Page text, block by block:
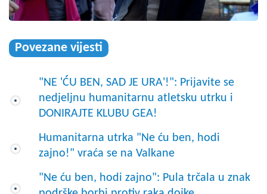
Povezane vijesti
"NE 'ĆU BEN, SAD JE URA'!": Prijavite se
nedjeljnu humanitarnu atletsku utrku i
DONIRAJTE KLUBU GEA!
Humanitarna utrka "Ne ću ben, hodi
zajno!" vraća se na Valkane
"Ne ću ben, hodi zajno": Pula trčala u znak